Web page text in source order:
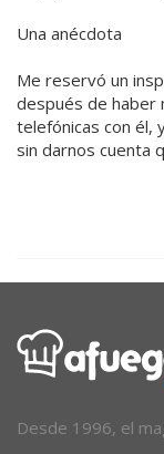
Una anécdota
Me reservó un
después de haber
telefónicas con él,
sin darnos cuenta
Desde 1996, el